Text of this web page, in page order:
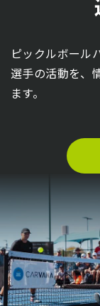
ピックルボール
選手の活動を、
ます。